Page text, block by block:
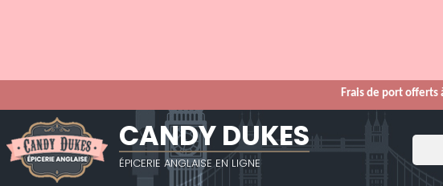
Frais de port offerts
CANDY DUKES
ÉPICERIE ANGLAISE EN LIGNE